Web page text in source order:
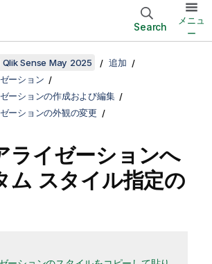
Search
メニュ
ー
Sense May 2025
追加
ーション
ーションの作成および編集
ーションの外観の変更
ライゼーションへ
ム スタイル指定の